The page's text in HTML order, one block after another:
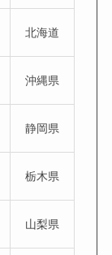
北海道
沖縄県
静岡県
栃木県
山梨県